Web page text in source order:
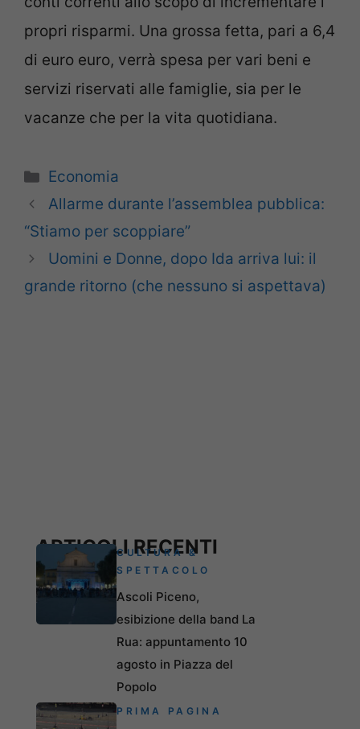
propri risparmi. Una grossa fetta, pari a 6,4
di euro euro, verrà spesa per vari beni e
servizi riservati alle famiglie, sia per le
vacanze che per la vita quotidiana.
Categorie
Economia
Allarme durante l’assemblea pubblica:
“Stiamo per scoppiare”
Uomini e Donne, dopo Ida arriva lui: il
grande ritorno (che nessuno si aspettava)
ARTICOLI RECENTI
CULTURA &
SPETTACOLO
Ascoli Piceno,
esibizione della band La
Rua: appuntamento 10
agosto in Piazza del
Popolo
PRIMA PAGINA